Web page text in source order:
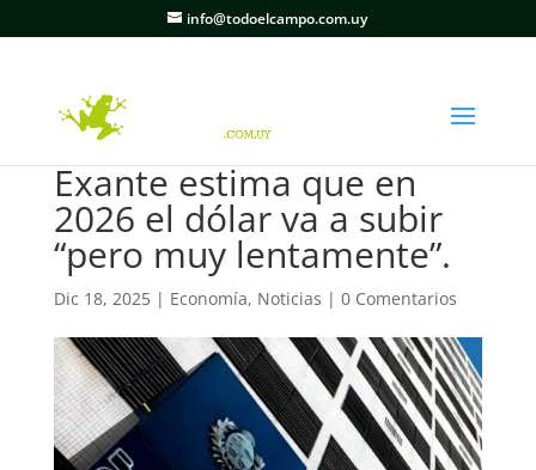
info@todoelcampo.com.uy
Exante estima que en
2026 el dólar va a subir
“pero muy lentamente”.
Dic 18, 2025| Economía, Noticias | 0 Comentarios